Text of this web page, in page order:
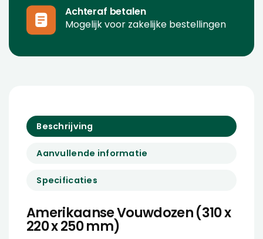
Achteraf betalen
Mogelijk voor zakelijke bestellingen
Beschrijving
Aanvullende informatie
Specificaties
Amerikaanse Vouwdozen (310 x
220 x 250 mm)